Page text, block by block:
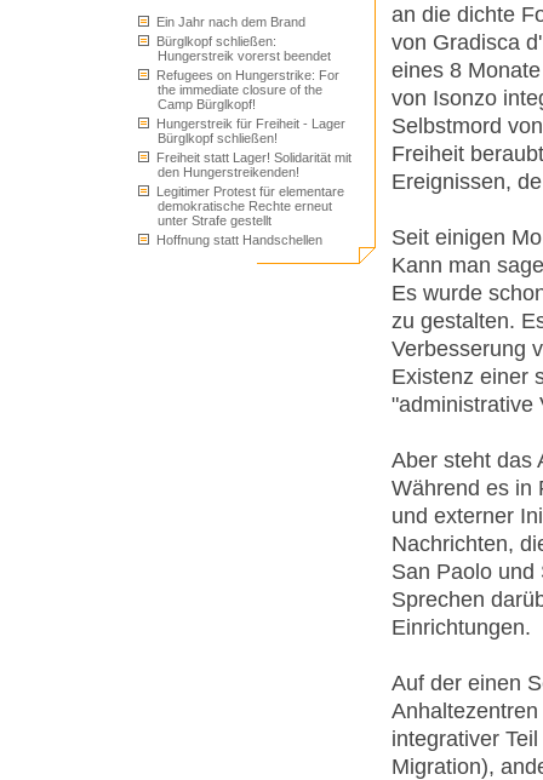
Ein Jahr nach dem Brand
Bürglkopf schließen:
Hungerstreik vorerst beendet
Refugees on Hungerstrike: For
the immediate closure of the
Camp Bürglkopf!
Hungerstreik für Freiheit - Lager
Bürglkopf schließen!
Freiheit statt Lager! Solidarität mit
den Hungerstreikenden!
Legitimer Protest für elementare
demokratische Rechte erneut
unter Strafe gestellt
Hoffnung statt Handschellen
an die dichte
von Gradisca
eines 8
von Isonzo
Selbstmord
Freiheit
Ereignissen,
Seit einigen
Kann man
Es wurde
zu gestalten.
Verbesserung
Existenz einer
"administrative
Aber steht das
Während es in
und externer
Nachrichten,
San Paolo und
Sprechen
Einrichtungen.
Auf der einen
integrativer
Migration),